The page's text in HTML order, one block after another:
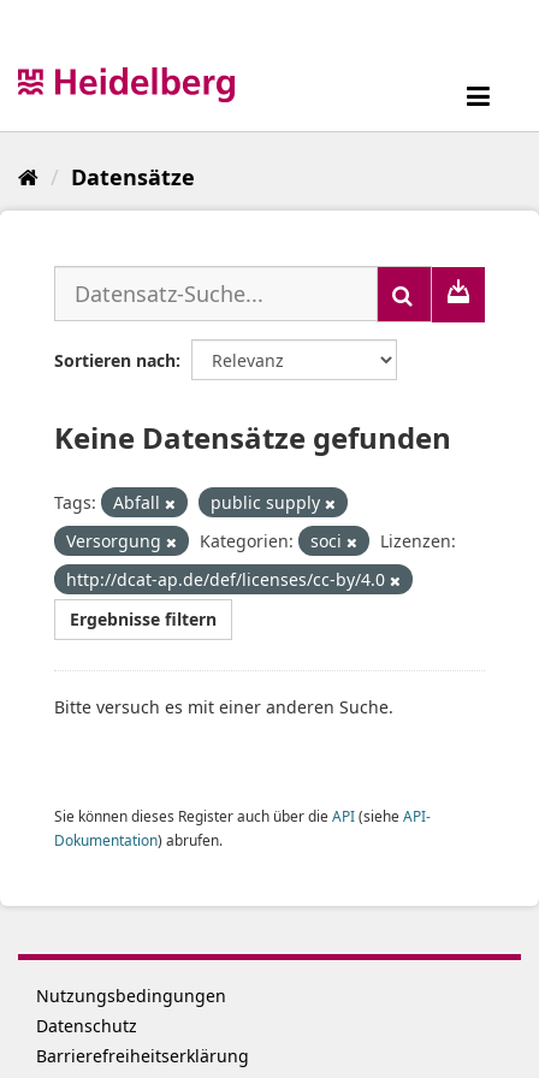
Datensätze
Sortieren nach
Keine Datensätze gefunden
Tags: Abfall
public supply
Versorgung
Kategorien: soci
Lizenzen:
http://dcat-ap.de/def/licenses/cc-by/4.0
Ergebnisse filtern
Bitte versuch es mit einer anderen Suche.
Sie können dieses Register auch über die API(siehe API-
Dokumentation) abrufen.
Nutzungsbedingungen
Datenschutz
Barrierefreiheitserklärung